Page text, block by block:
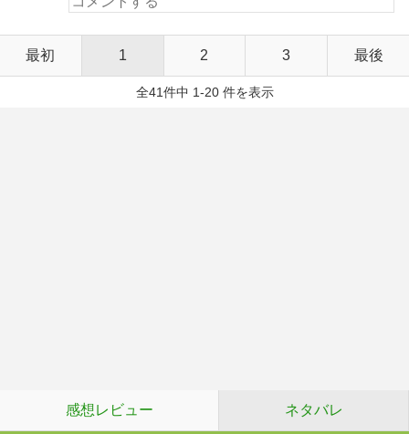
最初 1 2 3 最後
全41件中 1-20 件を表示
感想レビュー ネタバレ